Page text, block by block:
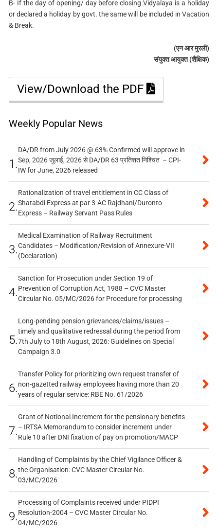
B- If the day of opening/ day before closing Vidyalaya is a holiday
or declared a holiday by govt. the same will be included in Vacation
& Break.
(एन आर मुरली)
संयुक्त आयुक्त (शैक्षिक)
View/Download the PDF
Weekly Popular News
1.
DA/DR from July 2026 @ 63% Confirmed will approve in
Sep, 2026 जुलाई, 2026 से DA/DR 63 प्रतिशत निश्चित – CPI-
IW for June, 2026 released
2.
Rationalization of travel entitlement in CC Class of
Shatabdi Express at par 3-AC Rajdhani/Duronto
Express – Railway Servant Pass Rules
3.
Medical Examination of Railway Recruitment
Candidates – Modification/Revision of Annexure-VII
(Declaration)
4.
Sanction for Prosecution under Section 19 of
Prevention of Corruption Act, 1988 – CVC Master
Circular No. 05/MC/2026 for Procedure for processing
5.
Long-pending pension grievances/claims/issues –
timely and qualitative redressal during the period from
7th July to 18th August, 2026: Guidelines on Special
Campaign 3.0
6.
Transfer Policy for prioritizing own request transfer of
non-gazetted railway employees having more than 20
years of regular service: RBE No. 61/2026
7.
Grant of Notional Increment for the pensionary benefits
– IRTSA Memorandum to consider increment under
Rule 10 after DNI fixation of pay on promotion/MACP
8.
Handling of Complaints by the Chief Vigilance Officer &
the Organisation: CVC Master Circular No.
03/MC/2026
9.
Processing of Complaints received under PIDPI
Resolution-2004 – CVC Master Circular No.
04/MC/2026